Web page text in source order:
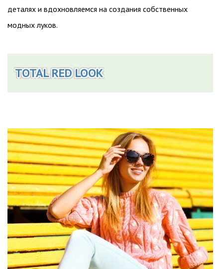
деталях и вдохновляемся на создания собственных
модных луков.
TOTAL RED LOOK